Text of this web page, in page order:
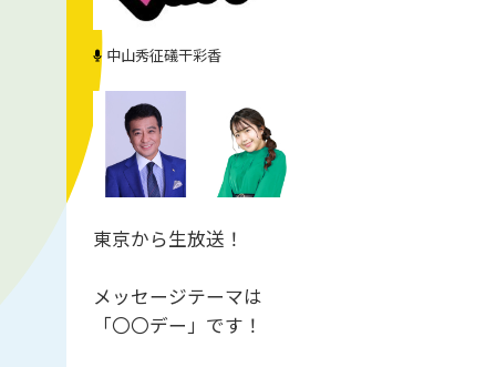
中山秀征礒干彩香
東京から生放送！
メッセージテーマは
「〇〇デー」です！